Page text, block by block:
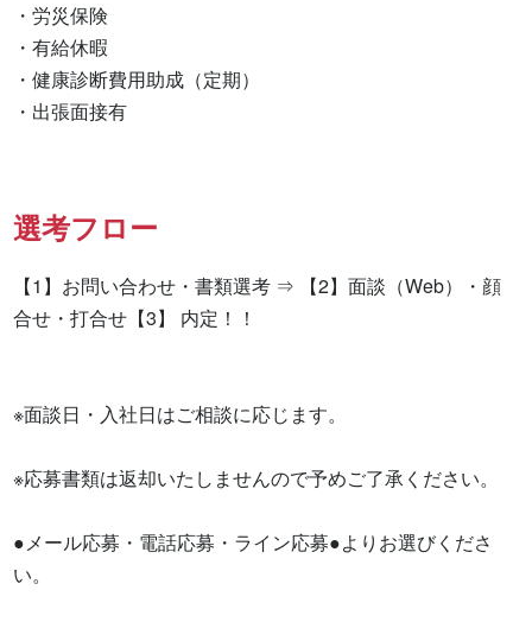
・労災保険
・有給休暇
・健康診断費用助成（定期）
・出張面接有
選考フロー
【1】お問い合わせ・書類選考 ⇒ 【2】面談（Web）・顔
合せ・打合せ【3】 内定！！
※面談日・入社日はご相談に応じます。
※応募書類は返却いたしませんので予めご了承ください。
●メール応募・電話応募・ライン応募●よりお選びくださ
い。